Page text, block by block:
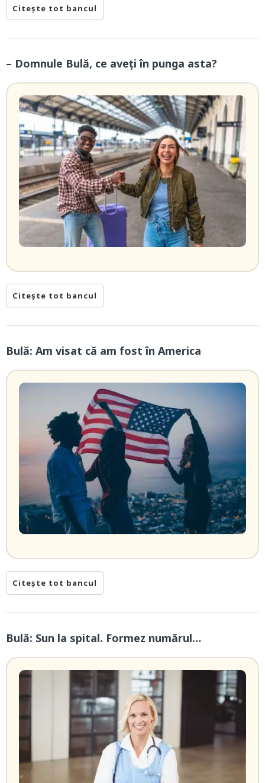
Citește tot bancul
– Domnule Bulă, ce aveți în punga asta?
Citește tot bancul
Bulă: Am visat că am fost în America
Citește tot bancul
Bulă: Sun la spital. Formez numărul…